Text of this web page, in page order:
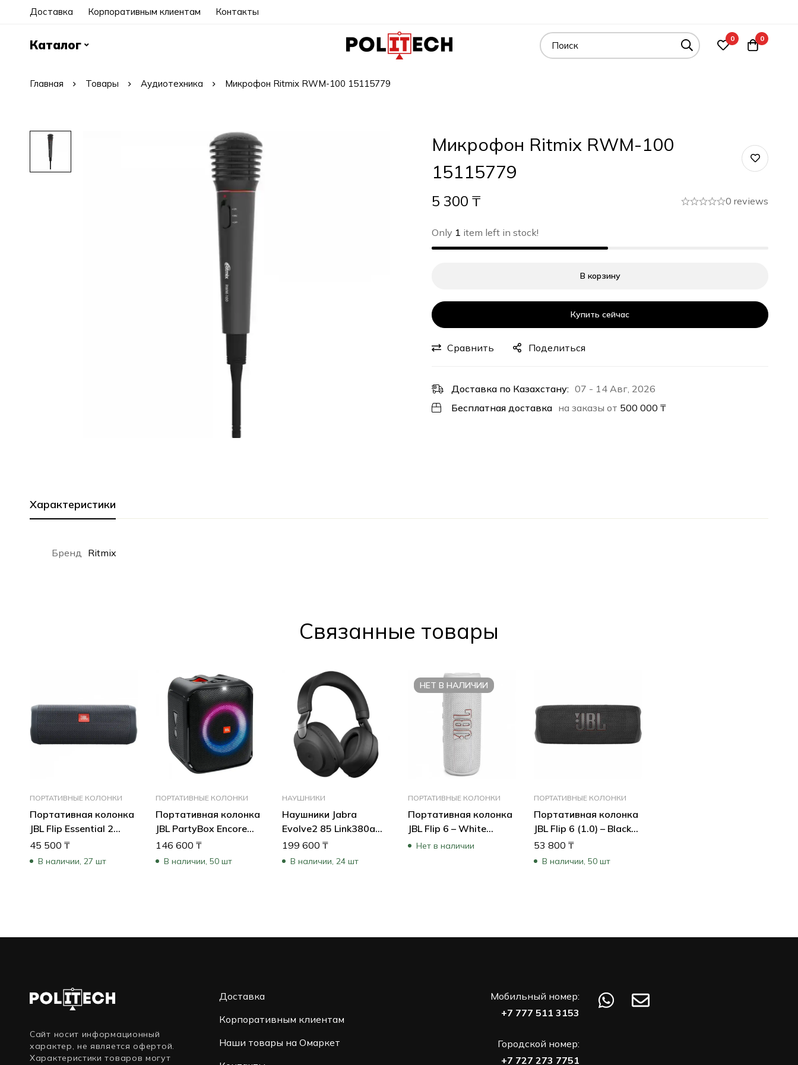
Доставка Корпоративным клиентам Контакты
Каталог 0 0
Главная Товары Аудиотехника Микрофон Ritmix RWM-100 15115779
Микрофон Ritmix RWM-100
15115779
5 300 ₸ 0 reviews
Only 1 item left in stock!
В корзину
Купить сейчас
Сравнить Поделиться
Доставка по Казахстану: 07 - 14 Авг, 2026
Бесплатная доставка на заказы от 500 000 ₸
Характеристики
Бренд Ritmix
Cвязанные товары
ПОРТАТИВНЫЕ КОЛОНКИ
Портативная колонка
JBL Flip Essential 2
JBLFLIPES2 (Черный)
45 500 ₸
В наличии, 27 шт
ПОРТАТИВНЫЕ КОЛОНКИ
Портативная колонка
JBL PartyBox Encore
Essential
JBLPBENCOREESSEP
146 600₸
В наличии, 50 шт
НАУШНИКИ
Наушники Jabra
Evolve2 85 Link380a
UC Stereo Black 28599-
989-999
199 600 ₸
В наличии, 24 шт
НЕТ В НАЛИЧИИ
ПОРТАТИВНЫЕ КОЛОНКИ
Портативная колонка
JBL Flip 6 – White
JBLFLIP6WHT (Белый)
Нет в наличии
ПОРТАТИВНЫЕ КОЛОНКИ
Портативная колонка
JBL Flip 6 (1.0) – Black
JBLFLIP6BLK (Черный)
53 800₸
В наличии, 50 шт
Сайт носит информационный
характер, не является офертой.
Характеристики товаров могут
Доставка
Корпоративным клиентам
Наши товары на Омаркет
Мобильный номер:
+7 777 511 3153
Городской номер:
+7 727 273 7751